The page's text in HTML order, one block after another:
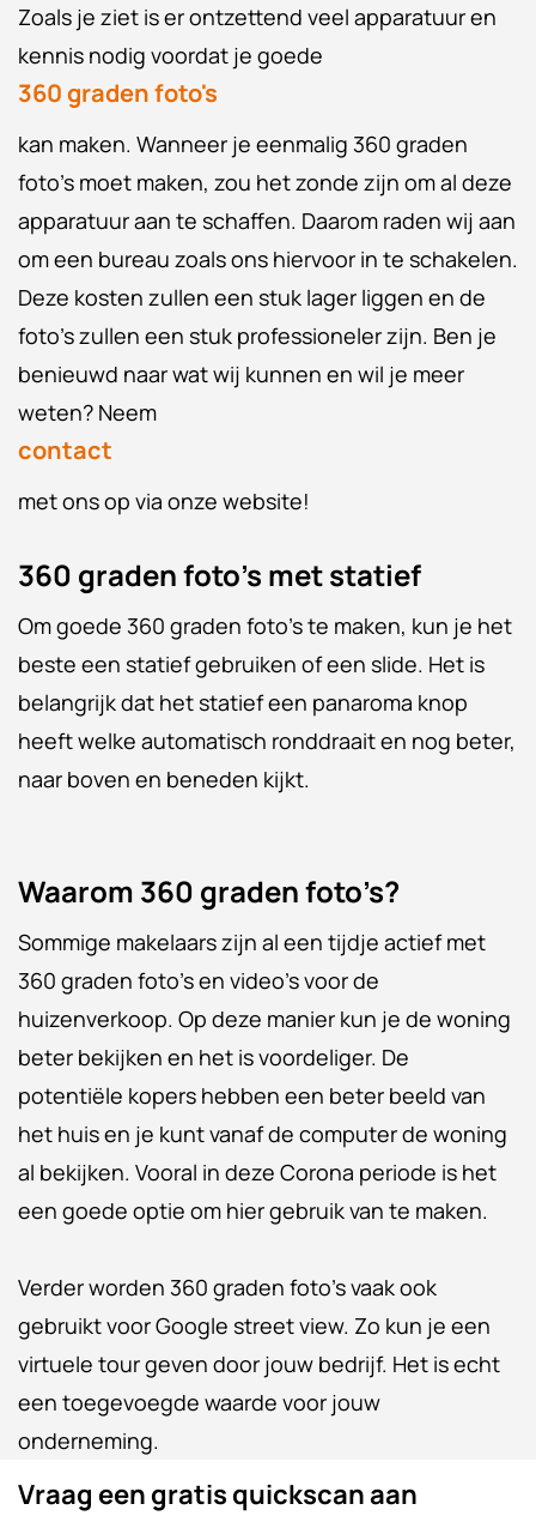
Zoals je ziet is er ontzettend veel apparatuur en
kennis nodig voordat je goede
360 graden foto's
kan maken. Wanneer je eenmalig 360 graden
foto's moet maken, zou het zonde zijn om al deze
apparatuur aan te schaffen. Daarom raden wij aan
om een bureau zoals ons hiervoor in te schakelen.
Deze kosten zullen een stuk lager liggen en de
foto's zullen een stuk professioneler zijn. Ben je
benieuwd naar wat wij kunnen en wil je meer
weten? Neem
contact
met ons op via onze website!
360 graden foto’s met statief
Om goede 360 graden foto’s te maken, kun je het
beste een statief gebruiken of een slide. Het is
belangrijk dat het statief een panaroma knop
heeft welke automatisch ronddraait en nog beter,
naar boven en beneden kijkt.
Waarom 360 graden foto’s?
Sommige makelaars zijn al een tijdje actief met
360 graden foto’s en video’s voor de
huizenverkoop. Op deze manier kun je de woning
beter bekijken en het is voordeliger. De
potentiële kopers hebben een beter beeld van
het huis en je kunt vanaf de computer de woning
al bekijken. Vooral in deze Corona periode is het
een goede optie om hier gebruik van te maken.
Verder worden 360 graden foto’s vaak ook
gebruikt voor Google street view. Zo kun je een
virtuele tour geven door jouw bedrijf. Het is echt
een toegevoegde waarde voor jouw
onderneming.
Vraag een gratis quickscan aan